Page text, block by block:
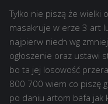
Tylko nie piszą że wielki
masakruje w erze 3 art
najpierw niech wg
ogłoszenie oraz ustawi
bo ta jej losowość
800 700 wiem co piszę
po daniu artom bafa jak